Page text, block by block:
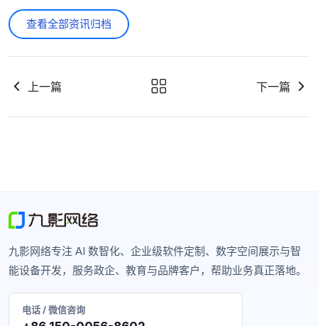
查看全部资讯归档
上一篇 下一篇
九影网络专注 AI 数智化、企业级软件定制、数字空间展示与智
能设备开发，服务政企、教育与品牌客户，帮助业务真正落地。
电话 / 微信咨询